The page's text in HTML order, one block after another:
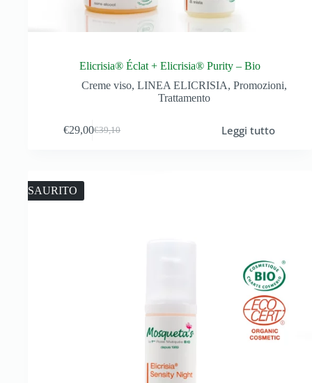
Elicrisia® Éclat + Elicrisia® Purity – Bio
Creme viso, LINEA ELICRISIA, Promozioni,
Trattamento
€39,10
€29,00 Leggi tutto
ESAURITO